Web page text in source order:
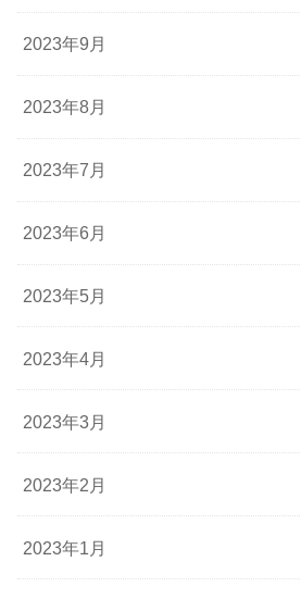
2023年9月
2023年8月
2023年7月
2023年6月
2023年5月
2023年4月
2023年3月
2023年2月
2023年1月